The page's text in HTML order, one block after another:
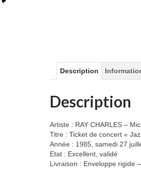
Description
Description
Artiste : RAY CHARLES –
Titre : Ticket de concert «
Année : 1985, samedi 27
Etat : Excellent, validé
Livraison : Enveloppe rigide